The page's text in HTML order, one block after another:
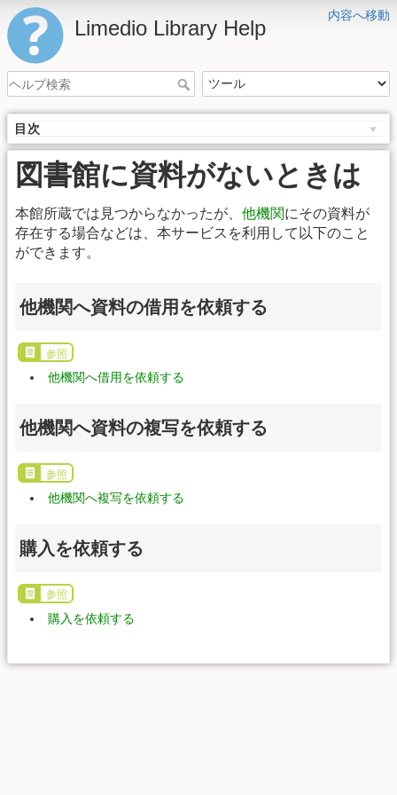
内容へ移動
Limedio Library Help
目次
図書館に資料がないときは
本館所蔵では見つからなかったが、 他機関にその資料が
存在する場合などは、本サービスを利用して以下のこと
ができます。
他機関へ資料の借用を依頼する
参照
他機関へ借用を依頼する
他機関へ資料の複写を依頼する
参照
他機関へ複写を依頼する
購入を依頼する
参照
購入を依頼する